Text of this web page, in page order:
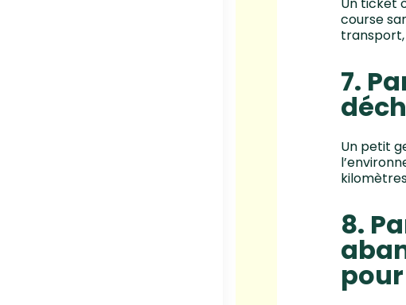
course
transport,
7.
Un petit
8.